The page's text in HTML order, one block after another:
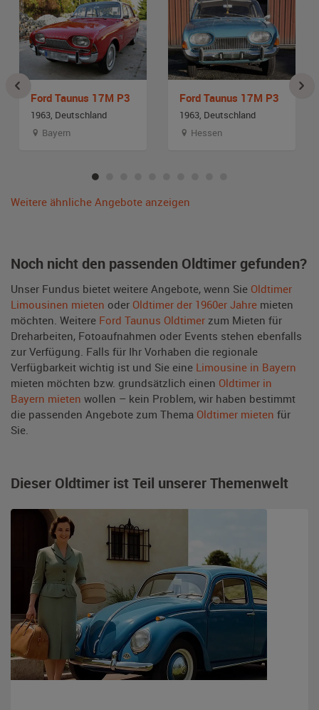
Ford Taunus 17M P3
1963, Deutschland
Bayern
Ford Taunus 17M P3
1963, Deutschland
Hessen
Weitere ähnliche Angebote anzeigen
Noch nicht den passenden Oldtimer gefunden?
Unser Fundus bietet weitere Angebote, wenn Sie Oldtimer
Limousinen mieten oder Oldtimer der 1960er Jahre mieten
möchten. Weitere Ford Taunus Oldtimer zum Mieten für
Dreharbeiten, Fotoaufnahmen oder Events stehen ebenfalls
zur Verfügung. Falls für Ihr Vorhaben die regionale
Verfügbarkeit wichtig ist und Sie eine Limousine in Bayern
mieten möchten bzw. grundsätzlich einen Oldtimer in
Bayern mieten wollen – kein Problem, wir haben bestimmt
die passenden Angebote zum Thema Oldtimer mieten für
Sie.
Dieser Oldtimer ist Teil unserer Themenwelt